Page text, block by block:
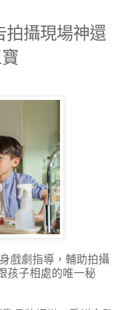
拍攝現場神還
戲劇指導，輔助拍攝
孩子相處的唯一秘